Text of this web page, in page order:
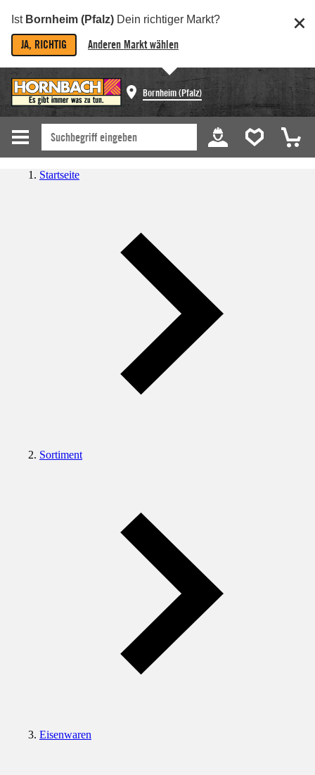
Ist Bornheim (Pfalz) Dein richtiger Markt?
JA, RICHTIG Anderen Markt wählen
Bornheim (Pfalz)
Startseite
Sortiment
Eisenwaren